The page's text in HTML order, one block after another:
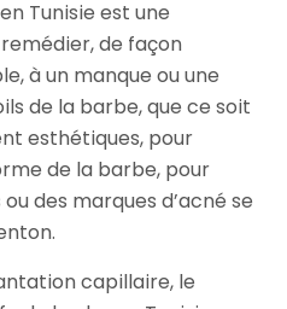
Tunisie est une
de façon
à un manque ou une
de la barbe, que ce soit
esthétiques, pour
de la barbe, pour
des marques d’acné se
capillaire, le